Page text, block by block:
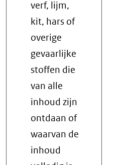
verf, lijm,
kit, hars of
overige
gevaarlijke
stoffen die
van alle
inhoud zijn
ontdaan of
waarvan de
inhoud